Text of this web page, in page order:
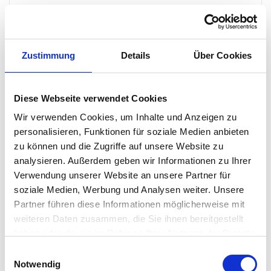
Zustimmung Details Über Cookies
Diese Webseite verwendet Cookies
Wir verwenden Cookies, um Inhalte und Anzeigen zu
personalisieren, Funktionen für soziale Medien anbieten
zu können und die Zugriffe auf unsere Website zu
analysieren. Außerdem geben wir Informationen zu Ihrer
Verwendung unserer Website an unsere Partner für
soziale Medien, Werbung und Analysen weiter. Unsere
Partner führen diese Informationen möglicherweise mit
weiteren Daten zusammen, die Sie ihnen bereitgestellt
Datenschutzerklärung
Notwendig
Gerade im Sommer und Frühling sind Schwimmschalen im
absoluten Trend und bereichern das Zuhause. Die
Tischdekoration funktioniert mit der beleuchteten PHILIPPI
befüllen und die Lieblingsblumen hineinlegen, Teelichter
anzünden und schon kann man sich über eine frische
sommerliche bzw. frühlingshafte Dekoration freuen. Ein Tipp:
Wir empfehlen die Nutzung von Duftteelichtern. So riecht man
jedes Mal einen angenehmen Duft, wenn man an dem
PHILIPPI Wohnaccessoire vorbeiläuft. Perfekt für das
Wohlgefühl, denn während sich dem Auge eine wundervoll
angerichtete Schale zeigt, riecht die Nase atemberaubende